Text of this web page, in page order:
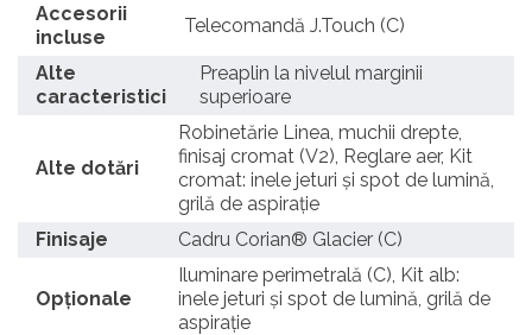
Accesorii
incluse
Telecomandă J.Touch (C)
Alte
caracteristici
Preaplin la nivelul marginii
superioare
Alte dotări
Robinetărie Linea, muchii drepte,
finisaj cromat (V2), Reglare aer, Kit
cromat: inele jeturi și spot de lumină,
grilă de aspirație
Finisaje
Cadru Corian® Glacier (C)
Opționale
Iluminare perimetrală (C), Kit alb:
inele jeturi și spot de lumină, grilă de
aspirație